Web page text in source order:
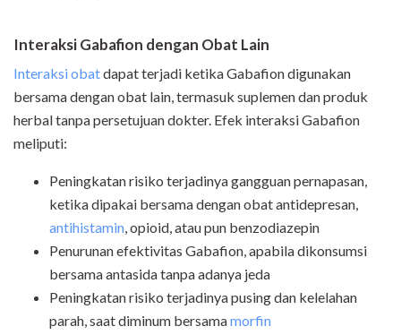
Interaksi Gabafion dengan Obat Lain
Interaksi obatdapat terjadi ketika Gabafion digunakan
bersama dengan obat lain, termasuk suplemen dan produk
herbal tanpa persetujuan dokter. Efek interaksi Gabafion
meliputi:
Peningkatan risiko terjadinya gangguan pernapasan,
ketika dipakai bersama dengan obat antidepresan,
antihistamin , opioid, atau pun benzodiazepin
Penurunan efektivitas Gabafion, apabila dikonsumsi
bersamaantasidatanpa adanya jeda
Peningkatan risiko terjadinya pusing dan kelelahan
parah, saat diminum bersamamorfin